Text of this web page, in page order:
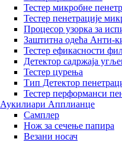
Тестер микробне
Тестер пенетрације
Процесор узорка за
Заштитна одећа Анти-
Тестер ефикасности
Детектор садржаја
Тестер цурења
Тип Детектор
Тестер перформанси
Аукилиари Апплианце
Самплер
Нож за сечење папира
Везани носач